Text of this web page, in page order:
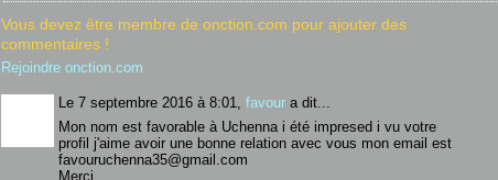
Vous devez être membre de onction.com pour ajouter des
commentaires !
Rejoindre onction.com
Le 7 septembre 2016 à 8:01, favour a dit...
Mon nom est favorable à Uchenna i été impresed i vu votre
profil j'aime avoir une bonne relation avec vous mon email est
favouruchenna35@gmail.com
Merci